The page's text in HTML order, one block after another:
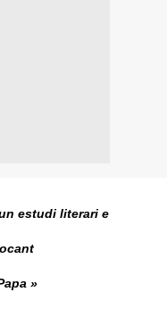
estudi literari e
»